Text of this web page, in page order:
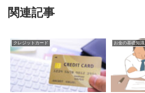
関連記事
クレジットカード お金の基礎知識